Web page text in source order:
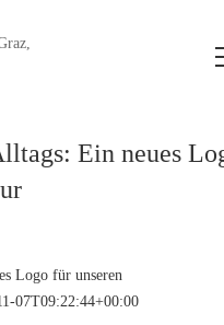
Ein neues
Logo für unseren
07T09:22:44+00:00